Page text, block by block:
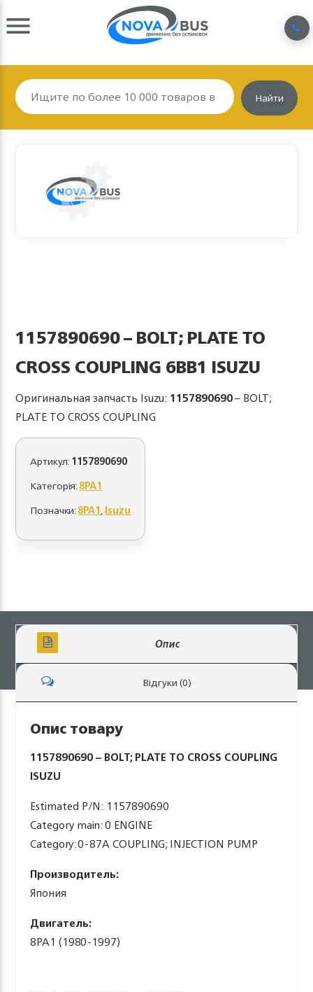
Найти
1157890690 – BOLT; PLATE TO
CROSS COUPLING 6BB1 ISUZU
Оригинальная запчасть Isuzu: 1157890690– BOLT;
PLATE TO CROSS COUPLING
Артикул:1157890690
Категорія:8PA1
Позначки:8PA1,Isuzu
Опис
Відгуки (0)
Опис товару
1157890690 – BOLT; PLATE TO CROSS COUPLING
ISUZU
Estimated P/N: 1157890690
Category main: 0 ENGINE
Category: 0-87A COUPLING; INJECTION PUMP
Производитель:
Япония
Двигатель:
8PA1 (1980-1997)